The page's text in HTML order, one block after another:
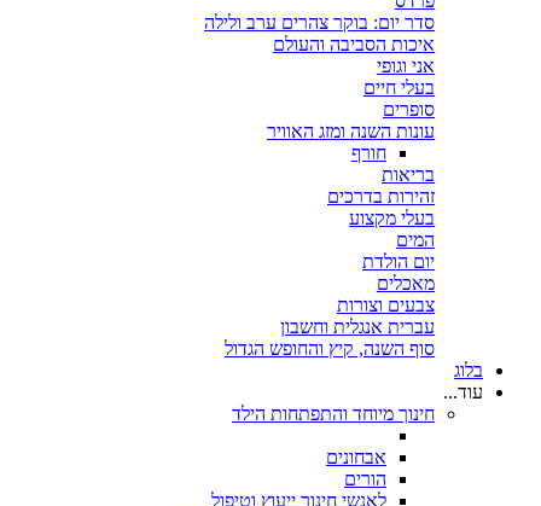
סדר יום: בוקר צהרים ערב ולילה
איכות הסביבה והעולם
אני וגופי
בעלי חיים
סופרים
עונות השנה ומזג האוויר
חורף
בריאות
זהירות בדרכים
בעלי מקצוע
המים
יום הולדת
מאכלים
צבעים וצורות
עברית אנגלית וחשבון
סוף השנה, קיץ והחופש הגדול
בלוג
עוד...
חינוך מיוחד והתפתחות הילד
אבחונים
הורים
לאנשי חינוך ייעוץ וטיפול